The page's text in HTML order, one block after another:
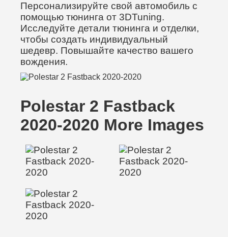
Персонализируйте свой автомобиль с
помощью тюнинга от 3DTuning.
Исследуйте детали тюнинга и отделки,
чтобы создать индивидуальный
шедевр. Повышайте качество вашего
вождения.
Polestar 2 Fastback
2020-2020 More Images